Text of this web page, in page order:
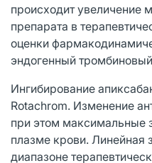
происходит увеличение
препарата в
оценки
эндогенный
Ингибирование
Rotachrom. Изменение
при этом максимальные
плазме крови. Линейная
диапазоне